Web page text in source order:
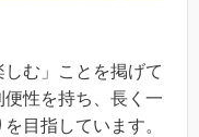
む」ことを掲げて
性を持ち、長く一
目指しています。